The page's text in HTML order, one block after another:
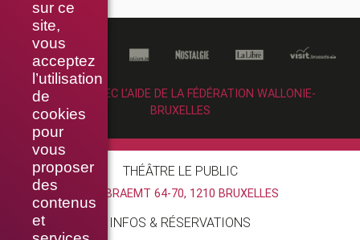
sur ce
site,
vous
acceptez
l’utilisation
de
cookies
pour
vous
proposer
des
contenus
et
RÉALISÉ AVEC L’AIDE DE LA FÉDÉRATION WALLONIE-
BRUXELLES
THÉÂTRE LE PUBLIC
RUE BRAEMT 64-70, 1210 BRUXELLES
INFOS & RÉSERVATIONS